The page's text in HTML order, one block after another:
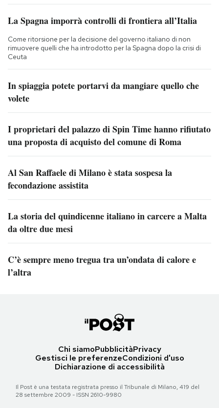
La Spagna imporrà controlli di frontiera all’Italia
Come ritorsione per la decisione del governo italiano di non
rimuovere quelli che ha introdotto per la Spagna dopo la crisi di
Ceuta
In spiaggia potete portarvi da mangiare quello che
volete
I proprietari del palazzo di Spin Time hanno rifiutato
una proposta di acquisto del comune di Roma
Al San Raffaele di Milano è stata sospesa la
fecondazione assistita
La storia del quindicenne italiano in carcere a Malta
da oltre due mesi
C’è sempre meno tregua tra un’ondata di calore e
l’altra
Chi siamoPubblicitàPrivacy
Gestisci le preferenzeCondizioni d'uso
Dichiarazione di accessibilità
Il Post è una testata registrata presso il Tribunale di Milano, 419 del
28 settembre 2009 - ISSN 2610-9980